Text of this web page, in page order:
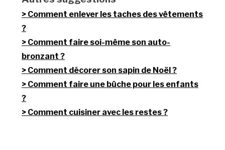
Comment enlever les taches des vêtements
?
Comment faire soi-même son auto-
bronzant ?
Comment décorer son sapin de Noël ?
Comment faire une bûche pour les enfants
?
Comment cuisiner avec les restes ?